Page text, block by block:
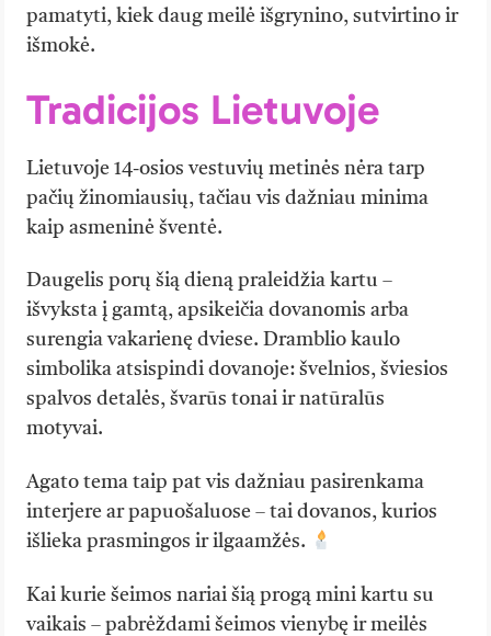
pamatyti, kiek daug meilė išgrynino, sutvirtino ir
išmokė.
Tradicijos Lietuvoje
Lietuvoje 14-osios vestuvių metinės nėra tarp
pačių žinomiausių, tačiau vis dažniau minima
kaip asmeninė šventė.
Daugelis porų šią dieną praleidžia kartu –
išvyksta į gamtą, apsikeičia dovanomis arba
surengia vakarienę dviese. Dramblio kaulo
simbolika atsispindi dovanoje: švelnios, šviesios
spalvos detalės, švarūs tonai ir natūralūs
motyvai.
Agato tema taip pat vis dažniau pasirenkama
interjere ar papuošaluose – tai dovanos, kurios
išlieka prasmingos ir ilgaamžės.
Kai kurie šeimos nariai šią progą mini kartu su
vaikais – pabrėždami šeimos vienybę ir meilės